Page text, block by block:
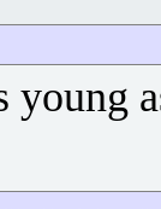
young